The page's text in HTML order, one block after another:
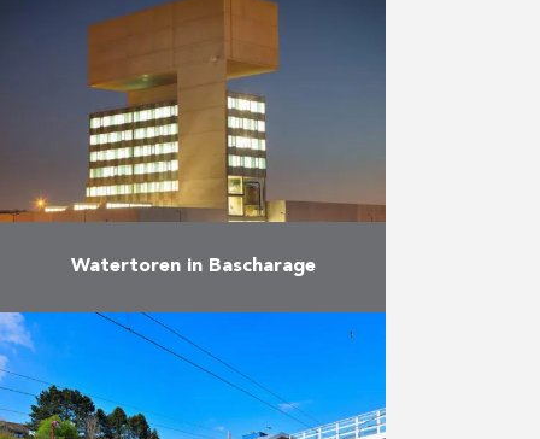
economische zone van Fridhaff in
Meer
Watertoren in Bascharage
Het project omvat de bouw van
een watertoren, een werkplaats
voor de technische dienst en een
magazijn. Het hoogste punt van
de watertoren situeert zich …